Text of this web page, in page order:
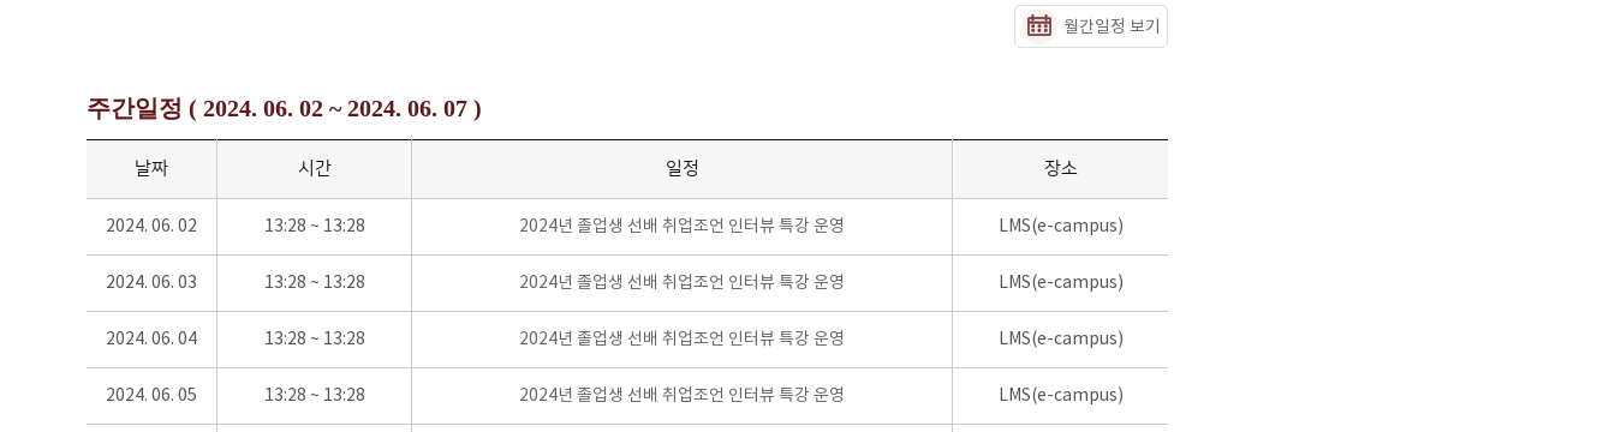
월간일정 보기
주간일정 ( 2024. 06. 02 ~ 2024. 06. 07 )
날짜 시간 일정 장소
2024. 06. 02 13:28 ~ 13:28 2024년 졸업생 선배 취업조언 인터뷰 특강 운영 LMS(e-campus)
2024. 06. 03 13:28 ~ 13:28 2024년 졸업생 선배 취업조언 인터뷰 특강 운영 LMS(e-campus)
2024. 06. 04 13:28 ~ 13:28 2024년 졸업생 선배 취업조언 인터뷰 특강 운영 LMS(e-campus)
2024. 06. 05 13:28 ~ 13:28 2024년 졸업생 선배 취업조언 인터뷰 특강 운영 LMS(e-campus)